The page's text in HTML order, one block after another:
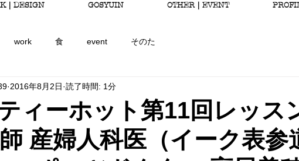
｜DESIGN GOSYUIN OTHER｜EVENT
work 食 event そのた
ィーホット第11回レッ
師 産婦人科医（イーク表参
2016年8月2日 読了時間: 1分